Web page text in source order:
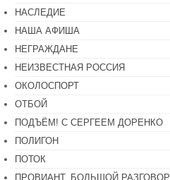
НАСЛЕДИЕ
НАША АФИША
НЕГРАЖДАНЕ
НЕИЗВЕСТНАЯ РОССИЯ
ОКОЛОСПОРТ
ОТБОЙ
ПОДЪЁМ! С СЕРГЕЕМ ДОРЕНКО
ПОЛИГОН
ПОТОК
ПРОВИАНТ. БОЛЬШОЙ РАЗГОВОР